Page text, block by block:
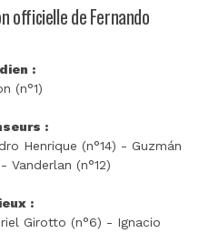
officielle de Fernando
:
(n°1)
:
Henrique (n°14) - Guzmán
Vanderlan (n°12)
:
Girotto (n°6) - Ignacio